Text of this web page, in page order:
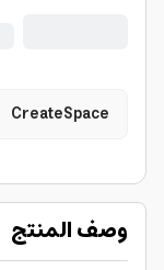
CreateSpace
وصف المنتج